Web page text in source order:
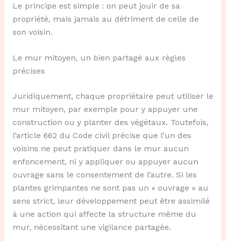
Le principe est simple : on peut jouir de sa
propriété, mais jamais au détriment de celle de
son voisin.
Le mur mitoyen, un bien partagé aux règles
précises
Juridiquement, chaque propriétaire peut utiliser le
mur mitoyen, par exemple pour y appuyer une
construction ou y planter des végétaux. Toutefois,
l’article 662 du Code civil précise que l’un des
voisins ne peut pratiquer dans le mur aucun
enfoncement, ni y appliquer ou appuyer aucun
ouvrage sans le consentement de l’autre. Si les
plantes grimpantes ne sont pas un « ouvrage » au
sens strict, leur développement peut être assimilé
à une action qui affecte la structure même du
mur, nécessitant une vigilance partagée.